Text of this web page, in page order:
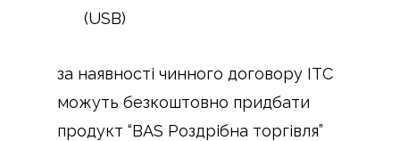
(USB)
за наявності чинного договору ІТС
можуть безкоштовно придбати
продукт “BAS Роздрібна торгівля”